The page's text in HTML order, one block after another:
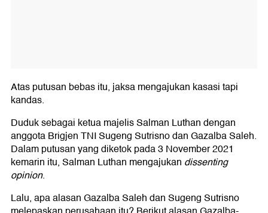
Atas putusan bebas itu, jaksa mengajukan kasasi tapi
kandas.
Duduk sebagai ketua majelis Salman Luthan dengan
anggota Brigjen TNI Sugeng Sutrisno dan Gazalba Saleh.
Dalam putusan yang diketok pada 3 November 2021
kemarin itu, Salman Luthan mengajukan dissenting
opinion.
Lalu, apa alasan Gazalba Saleh dan Sugeng Sutrisno